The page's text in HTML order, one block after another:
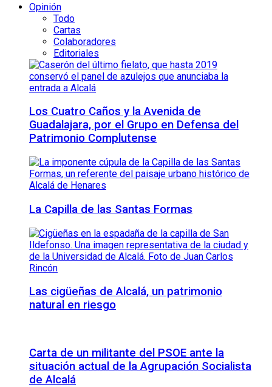
Opinión
Todo
Cartas
Colaboradores
Editoriales
Los Cuatro Caños y la Avenida de
Guadalajara, por el Grupo en Defensa del
Patrimonio Complutense
La Capilla de las Santas Formas
Las cigüeñas de Alcalá, un patrimonio
natural en riesgo
Carta de un militante del PSOE ante la
situación actual de la Agrupación Socialista
de Alcalá